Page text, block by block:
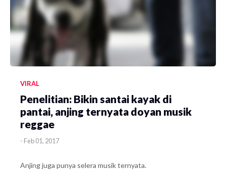
VIRAL
Penelitian: Bikin santai kayak di
pantai, anjing ternyata doyan musik
reggae
- Feb 01, 2017
Anjing juga punya selera musik ternyata.